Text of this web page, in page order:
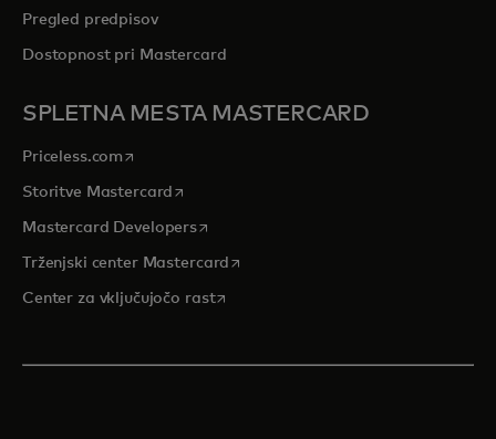
Pregled predpisov
Dostopnost pri Mastercard
SPLETNA MESTA MASTERCARD
Priceless.com opens in a new tab
Storitve Mastercard opens in a new tab
Mastercard Developersopens in a new tab
Trženjski center Mastercard opens in a new tab
Center za vključujočo rastopens in a new tab